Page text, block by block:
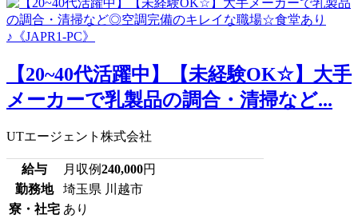
【20~40代活躍中】【未経験OK☆】大手
メーカーで乳製品の調合・清掃など...
UTエージェント株式会社
給与 月収例240,000円
勤務地
埼玉県 川越市
寮・社宅 あり